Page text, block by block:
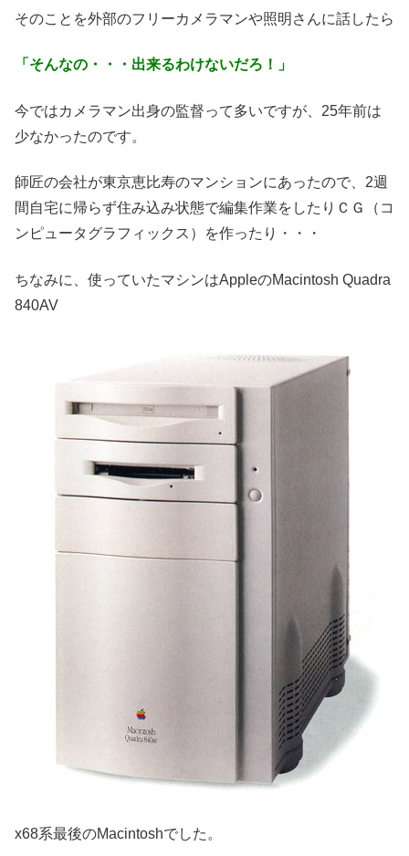
そのことを外部のフリーカメラマンや照明さんに話したら
「そんなの・・・出来るわけないだろ！」
今ではカメラマン出身の監督って多いですが、25年前は
少なかったのです。
師匠の会社が東京恵比寿のマンションにあったので、2週
間自宅に帰らず住み込み状態で編集作業をしたりＣＧ（コ
ンピュータグラフィックス）を作ったり・・・
ちなみに、使っていたマシンはAppleのMacintosh Quadra
840AV
x68系最後のMacintoshでした。